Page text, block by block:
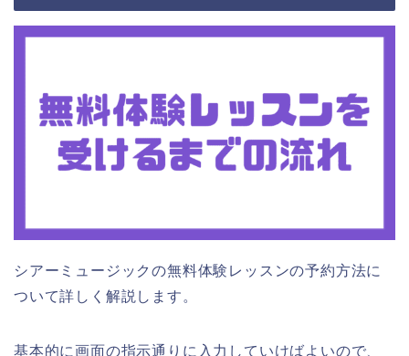
シアーミュージックの無料体験レッスンの予約方法に
ついて詳しく解説します。
基本的に画面の指示通りに入力していけばよいので、